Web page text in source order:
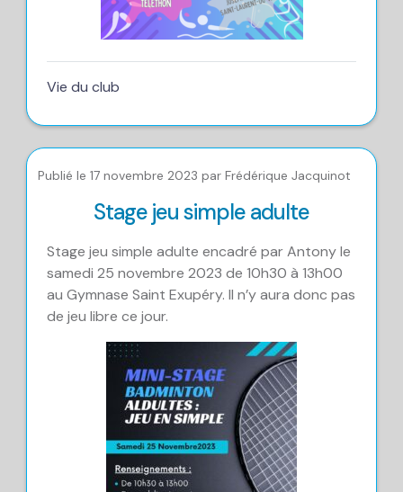
Vie du club
Publié le 17 novembre 2023 par Frédérique Jacquinot
Stage jeu simple adulte
Stage jeu simple adulte encadré par Antony le
samedi 25 novembre 2023 de 10h30 à 13h00
au Gymnase Saint Exupéry. Il n’y aura donc pas
de jeu libre ce jour.